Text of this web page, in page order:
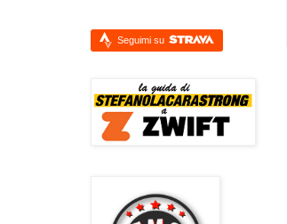
Seguimi su